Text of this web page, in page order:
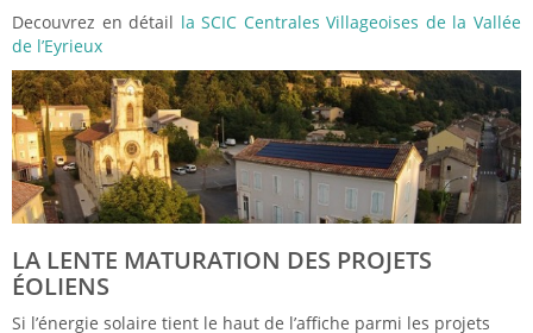
Decouvrez en détail la SCIC Centrales Villageoises de la Vallée
de l’Eyrieux
LA LENTE MATURATION DES PROJETS
ÉOLIENS
Si l’énergie solaire tient le haut de l’affiche parmi les projets